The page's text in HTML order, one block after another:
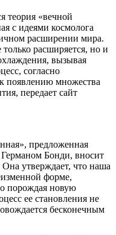
теория «вечной
с идеями космолога
расширении мира.
расширяется, но и
вызывая
согласно
появлению множества
передает сайт
предложенная
Бонди, вносит
Она утверждает, что наша
форме,
порождая новую
ее становления не
бесконечным